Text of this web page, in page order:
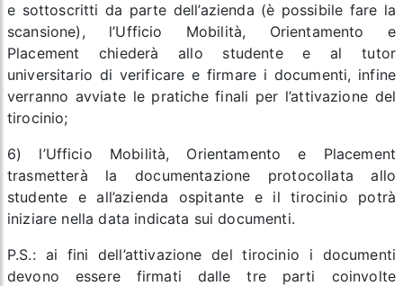
e sottoscritti da parte dell’azienda (è possibile fare la
scansione), l’Ufficio Mobilità, Orientamento e
Placement chiederà allo studente e al tutor
universitario di verificare e firmare i documenti, infine
verranno avviate le pratiche finali per l’attivazione del
tirocinio;
6) l’Ufficio Mobilità, Orientamento e Placement
trasmetterà la documentazione protocollata allo
studente e all’azienda ospitante e il tirocinio potrà
iniziare nella data indicata sui documenti.
P.S.: ai fini dell’attivazione del tirocinio i documenti
devono essere firmati dalle tre parti coinvolte